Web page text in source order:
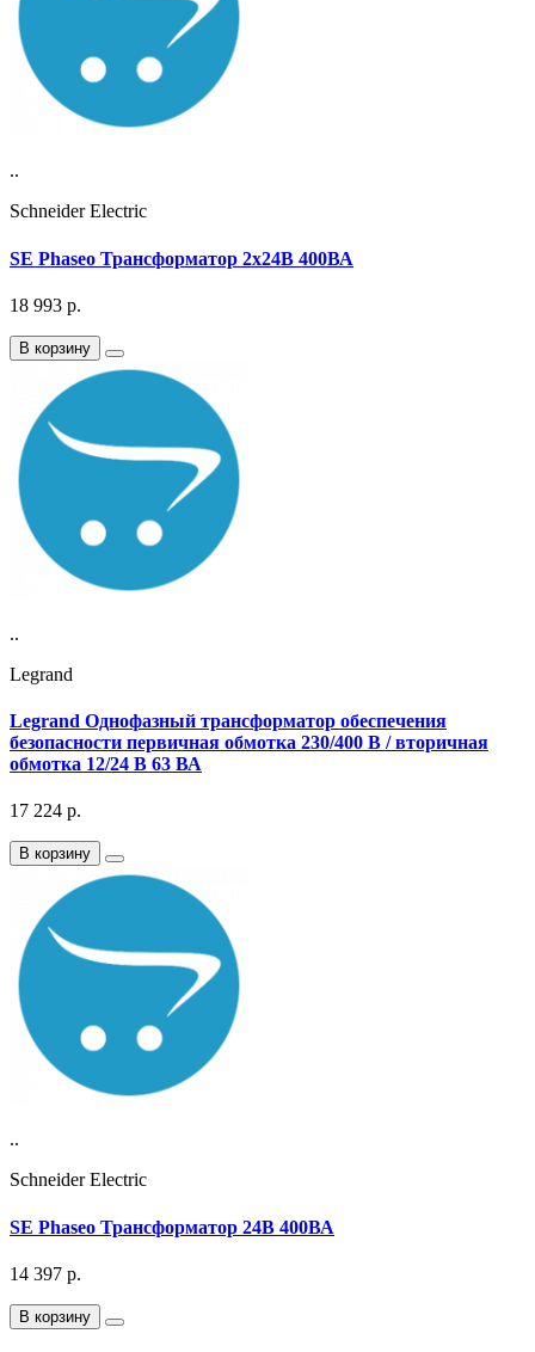
..
Schneider Electric
SE Phaseo Трансформатор 2x24В 400ВА
18 993 р.
В корзину
..
Legrand
Legrand Однофазный трансформатор обеспечения
безопасности первичная обмотка 230/400 В / вторичная
обмотка 12/24 В 63 ВА
17 224 р.
В корзину
..
Schneider Electric
SE Phaseo Трансформатор 24В 400ВА
14 397 р.
В корзину